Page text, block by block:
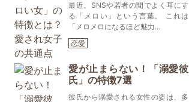
最近、SNSや若者の間でよく耳にす
る「メロい」という言葉。 これは
「メロメロになるほど魅力...
恋愛
愛が止まらない！「溺愛彼
氏」の特徴7選
彼氏から溺愛される女性の姿は、多